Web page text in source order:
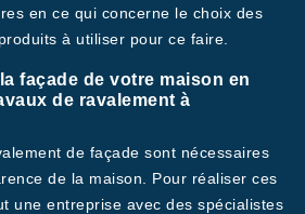
en ce qui concerne le choix des
à utiliser pour ce faire.
façade de votre maison en
de ravalement à
de façade sont nécessaires
de la maison. Pour réaliser ces
une entreprise avec des spécialistes